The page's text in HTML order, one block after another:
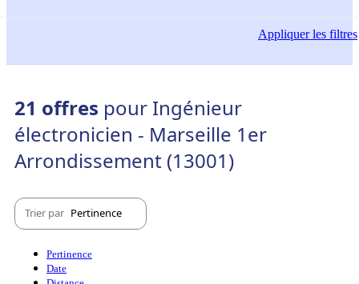
Appliquerles filtres
21 offres pour Ingénieur
électronicien - Marseille 1er
Arrondissement (13001)
Trier par Pertinence
Pertinence
Date